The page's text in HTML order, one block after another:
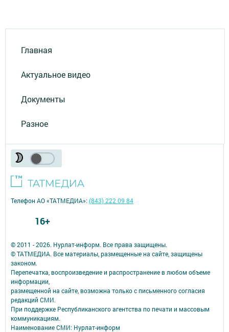
Главная
Актуальное видео
Документы
Разное
© 2011 - 2026. Нурлат-⁠информ. Все права защищены.
© ТАТМЕДИА. Все материалы, размещенные на сайте, защищены
законом.
Перепечатка, воспроизведение и распространение в любом объеме
информации,
размещенной на сайте, возможна только с письменного согласия
редакций СМИ.
При поддержке Республиканского агентства по печати и массовым
коммуникациям.
Наименование СМИ: Нурлат-⁠информ
Телефон АО «ТАТМЕДИА»:(843) 222 09 84
16+